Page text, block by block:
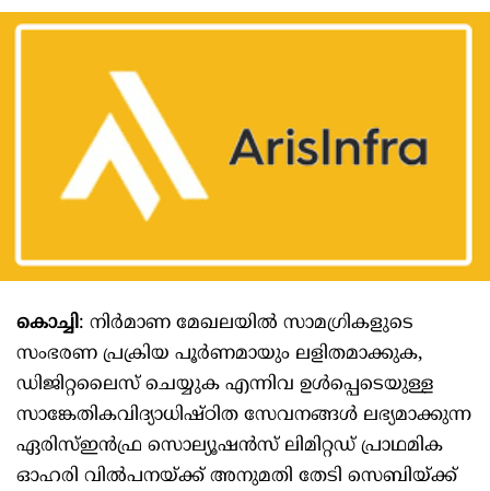
കൊച്ചി: നിര്‍മാണ മേഖലയില്‍ സാമഗ്രികളുടെ
സംഭരണ പ്രക്രിയ പൂര്‍ണമായും ലളിതമാക്കുക,
ഡിജിറ്റലൈസ് ചെയ്യുക എന്നിവ ഉള്‍പ്പെടെയുള്ള
സാങ്കേതികവിദ്യാധിഷ്ഠിത സേവനങ്ങള്‍ ലഭ്യമാക്കുന്ന
ഏരിസ്ഇന്‍ഫ്ര സൊല്യൂഷന്‍സ് ലിമിറ്റഡ് പ്രാഥമിക
ഓഹരി വില്‍പനയ്ക്ക് അനുമതി തേടി സെബിയ്ക്ക്